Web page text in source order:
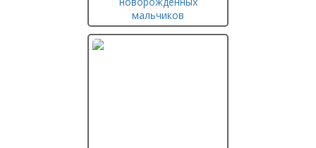
мальчиков